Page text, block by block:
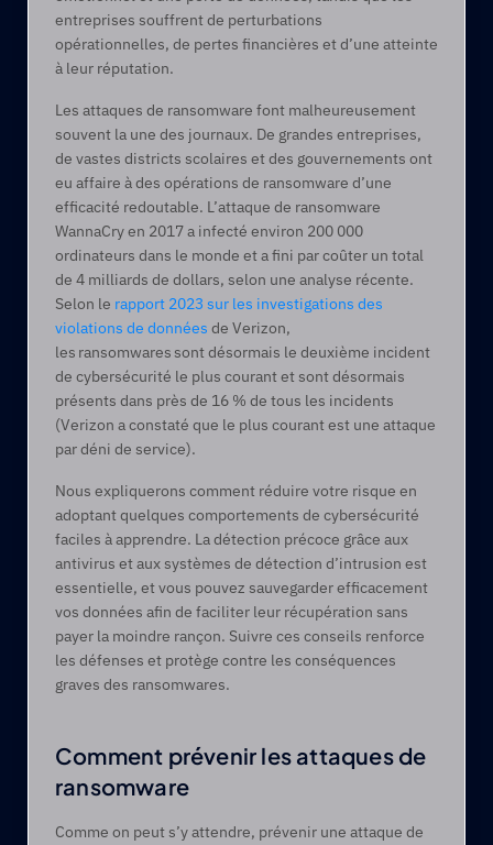
entreprises souffrent de perturbations
opérationnelles, de pertes financières et d’une atteinte
à leur réputation.
Les attaques de ransomware font malheureusement
souvent la une des journaux. De grandes entreprises,
de vastes districts scolaires et des gouvernements ont
eu affaire à des opérations de ransomware d’une
efficacité redoutable. L’attaque de ransomware
WannaCry en 2017 a infecté environ 200 000
ordinateurs dans le monde et a fini par coûter un total
de 4 milliards de dollars, selon une analyse récente.
Selon le rapport 2023 sur les investigations des
violations de données de Verizon,
les ransomwares sont désormais le deuxième incident
de cybersécurité le plus courant et sont désormais
présents dans près de 16 % de tous les incidents
(Verizon a constaté que le plus courant est une attaque
par déni de service).
Nous expliquerons comment réduire votre risque en
adoptant quelques comportements de cybersécurité
faciles à apprendre. La détection précoce grâce aux
antivirus et aux systèmes de détection d’intrusion est
essentielle, et vous pouvez sauvegarder efficacement
vos données afin de faciliter leur récupération sans
payer la moindre rançon. Suivre ces conseils renforce
les défenses et protège contre les conséquences
graves des ransomwares.
Comment prévenir les attaques de
ransomware
Comme on peut s’y attendre, prévenir une attaque de